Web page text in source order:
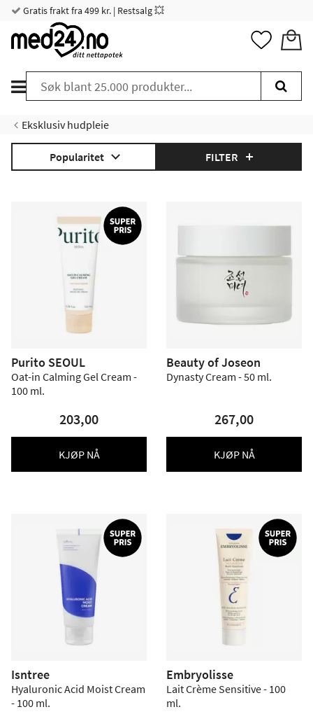
Gratis frakt fra 499 kr. | Restsalg 💥
Eksklusiv hudpleie
Popularitet FILTER
Purito SEOUL
Oat-in Calming Gel Cream -
100 ml.
203,00
KJØP NÅ
Beauty of Joseon
Dynasty Cream - 50 ml.
267,00
KJØP NÅ
Isntree
Hyaluronic Acid Moist Cream
- 100 ml.
Embryolisse
Lait Crème Sensitive - 100
ml.